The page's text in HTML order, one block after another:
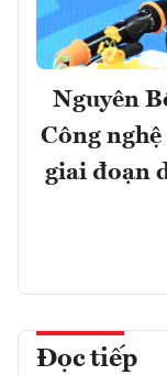
Nguyên
Công
giai đoạn
Đọc tiếp